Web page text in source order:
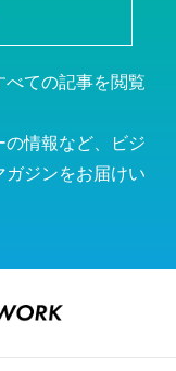
ての記事を閲覧
の情報など、ビジ
ガジンをお届けい